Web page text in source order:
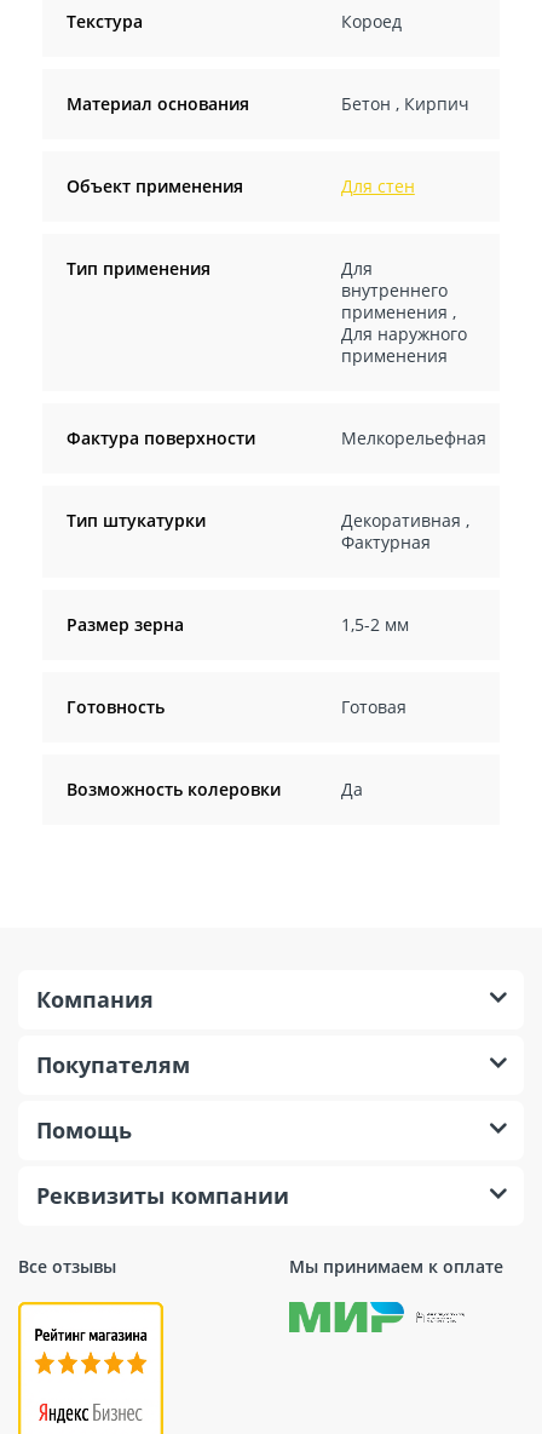
Текстура Короед
Материал основания Бетон , Кирпич
Объект применения Для стен
Тип применения
Для
внутреннего
применения ,
Для наружного
применения
Фактура поверхности Мелкорельефная
Тип штукатурки Декоративная ,
Фактурная
Размер зерна 1,5-2 мм
Готовность Готовая
Возможность колеровки Да
Все отзывы Мы принимаем к оплате
Компания
Покупателям
Помощь
Реквизиты компании